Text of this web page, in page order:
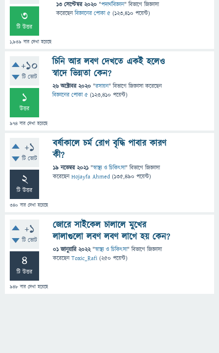
3
টি উত্তর
1,939 বার দেখা হয়েছে
13 সেপ্টেম্বর 2020 "পদার্থবিজ্ঞান" বিভাগে জিজ্ঞাসা
করেছেনবিজ্ঞানের পোকা ৫ (123,410 পয়েন্ট)
+10
টি ভোট
1
উত্তর
974 বার দেখা হয়েছে
চিনি আর লবণ দেখতে একই হলেও
স্বাদে ভিন্নতা কেন?
26 অক্টোবর 2020 "রসায়ন" বিভাগে জিজ্ঞাসাকরেছেন
বিজ্ঞানের পোকা ৫ (123,410 পয়েন্ট)
+1
টি ভোট
2
টি উত্তর
340 বার দেখা হয়েছে
বর্ষাকালে চর্ম রোগ বৃদ্ধি পাবার কারণ
কী?
19 নভেম্বর 2021 "স্বাস্থ্য ও চিকিৎসা" বিভাগে জিজ্ঞাসা
করেছেনHojayfa Ahmed (135,490 পয়েন্ট)
+1
টি ভোট
4
টি উত্তর
948 বার দেখা হয়েছে
জোরে সাইকেল চালালে মুখের
লালাগুলো লবণ লবণ লাগে হয় কেন?
01 জানুয়ারি 2022 "স্বাস্থ্য ও চিকিৎসা" বিভাগে জিজ্ঞাসা
করেছেনToxic_Rafi (250 পয়েন্ট)